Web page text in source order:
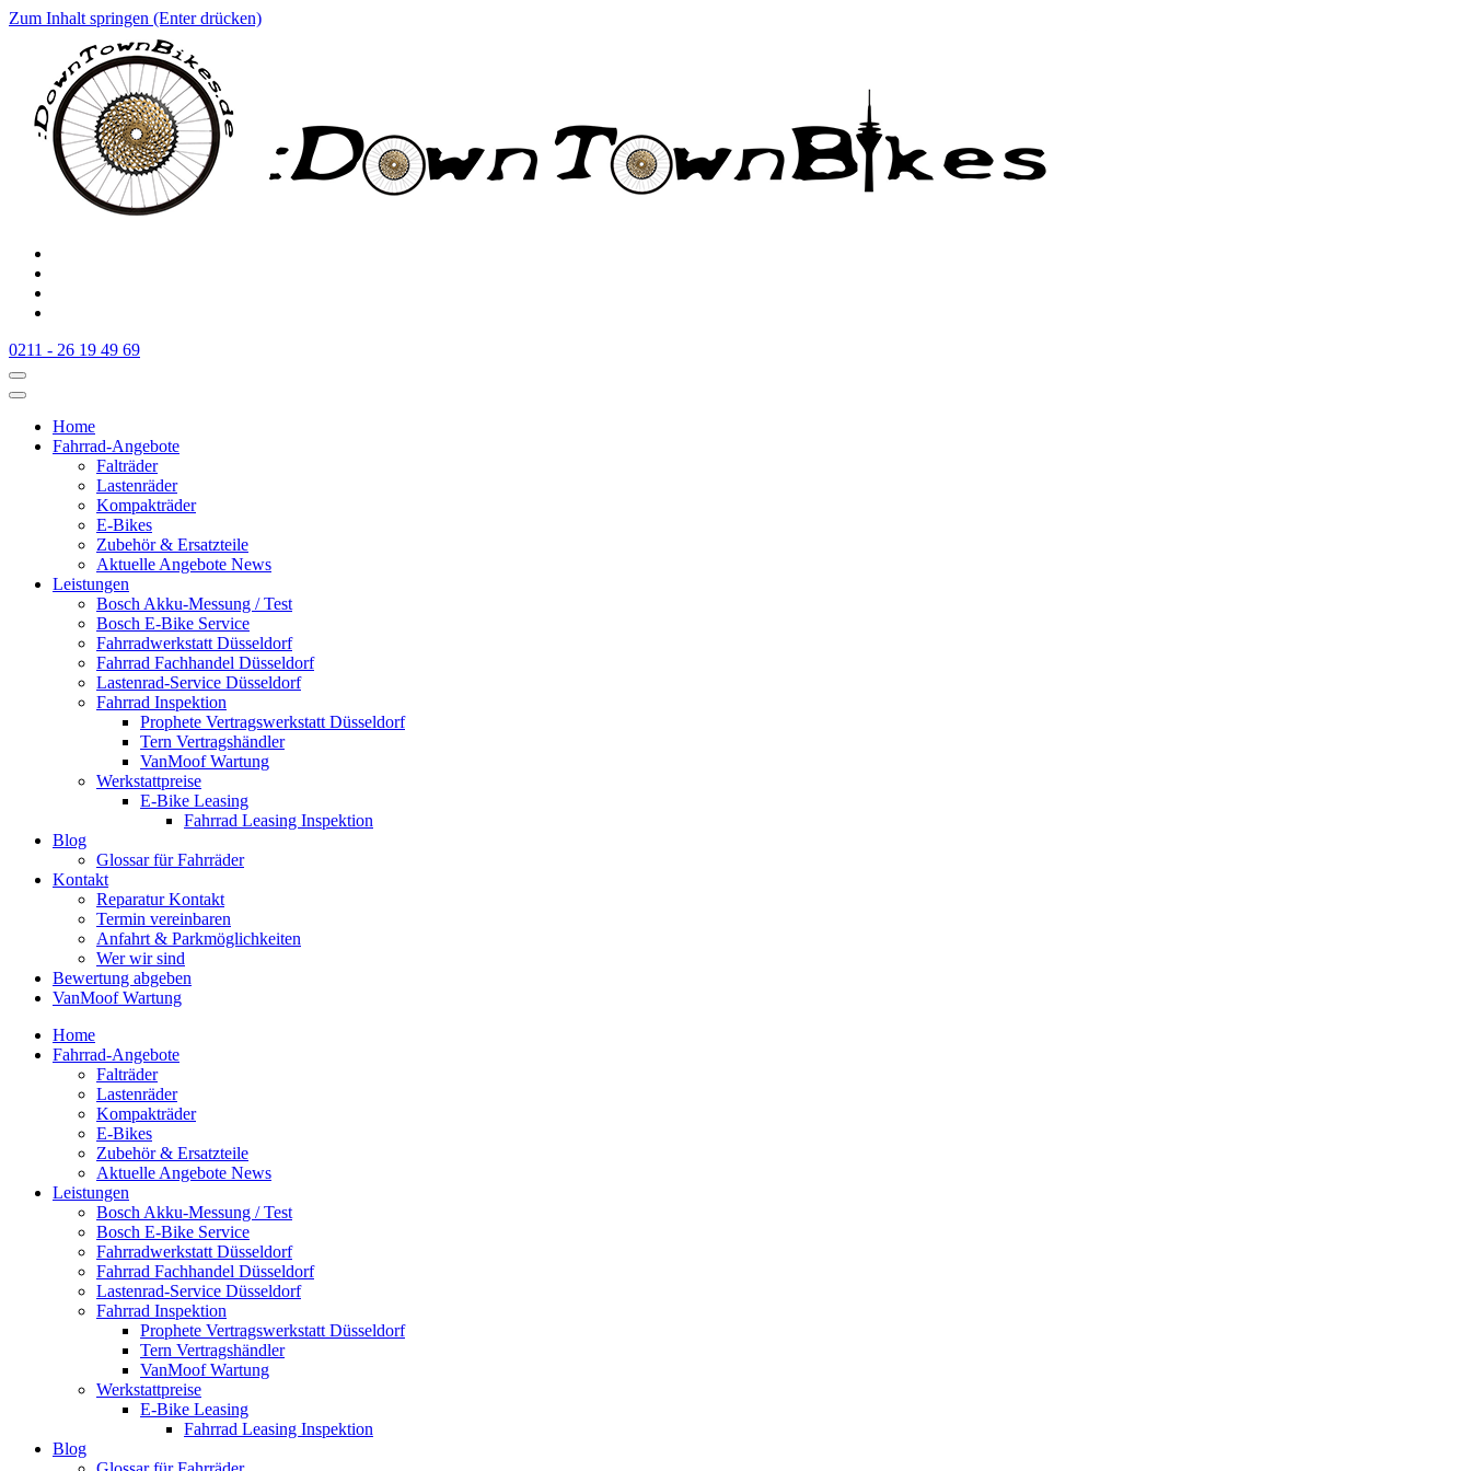
Zum Inhalt springen (Enter drücken)
:Downtownbikes
Der Fahrradladen in Düsseldorf am Hauptbahnhof
0211 - 26 19 49 69
Home
Fahrrad-Angebote
Falträder
Lastenräder
Kompakträder
E-Bikes
Zubehör & Ersatzteile
Aktuelle Angebote News
Leistungen
Bosch Akku-Messung / Test
Bosch E-Bike Service
Fahrradwerkstatt Düsseldorf
Fahrrad Fachhandel Düsseldorf
Lastenrad-Service Düsseldorf
Fahrrad Inspektion
Prophete Vertragswerkstatt Düsseldorf
Tern Vertragshändler
VanMoof Wartung
Werkstattpreise
E-Bike Leasing
Fahrrad Leasing Inspektion
Blog
Glossar für Fahrräder
Kontakt
Reparatur Kontakt
Termin vereinbaren
Anfahrt & Parkmöglichkeiten
Wer wir sind
Bewertung abgeben
VanMoof Wartung
Home
Fahrrad-Angebote
Falträder
Lastenräder
Kompakträder
E-Bikes
Zubehör & Ersatzteile
Aktuelle Angebote News
Leistungen
Bosch Akku-Messung / Test
Bosch E-Bike Service
Fahrradwerkstatt Düsseldorf
Fahrrad Fachhandel Düsseldorf
Lastenrad-Service Düsseldorf
Fahrrad Inspektion
Prophete Vertragswerkstatt Düsseldorf
Tern Vertragshändler
VanMoof Wartung
Werkstattpreise
E-Bike Leasing
Fahrrad Leasing Inspektion
Blog